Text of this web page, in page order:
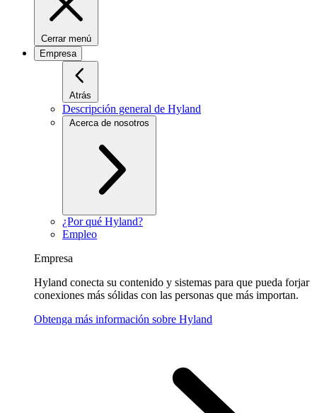
Cerrar menú
Empresa
Atrás
Descripción general de Hyland
Acerca de nosotros
¿Por qué Hyland?
Empleo
Empresa
Hyland conecta su contenido y sistemas para que pueda forjar
conexiones más sólidas con las personas que más importan.
Obtenga más información sobre Hyland